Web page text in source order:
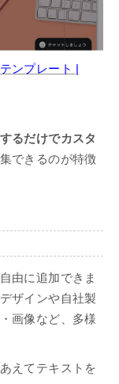
ンプレート |
るだけでカスタ
できるのが特徴
由に追加できま
ザインや自社製
画像など、多様
えてテキストを